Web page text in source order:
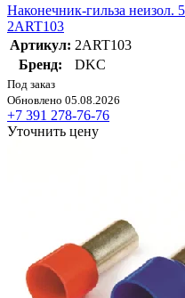
Наконечник-гильза
2ART103
Артикул: 2ART103
Бренд:
DKC
Под заказ
Обновлено 05.08.2026
+7 391 278-76-76
Уточнить цену